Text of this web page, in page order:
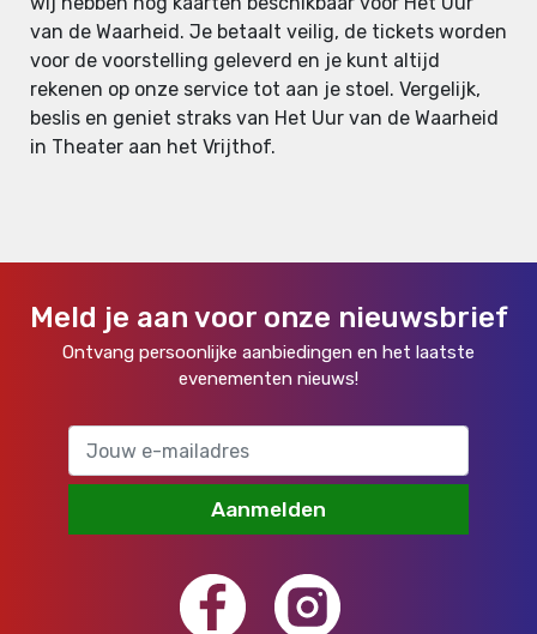
van de Waarheid. Je betaalt veilig, de tickets worden
voor de voorstelling geleverd en je kunt altijd
rekenen op onze service tot aan je stoel. Vergelijk,
beslis en geniet straks van Het Uur van de Waarheid
in Theater aan het Vrijthof.
Meld je aan voor onze nieuwsbrief
Ontvang persoonlijke aanbiedingen en het laatste
evenementen nieuws!
Aanmelden